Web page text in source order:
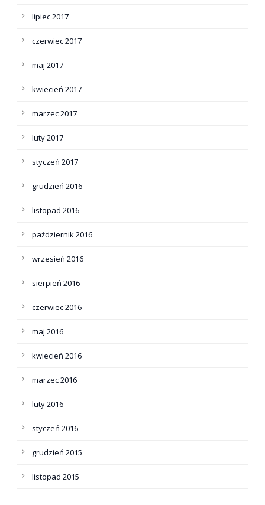
lipiec 2017
czerwiec 2017
maj 2017
kwiecień 2017
marzec 2017
luty 2017
styczeń 2017
grudzień 2016
listopad 2016
październik 2016
wrzesień 2016
sierpień 2016
czerwiec 2016
maj 2016
kwiecień 2016
marzec 2016
luty 2016
styczeń 2016
grudzień 2015
listopad 2015